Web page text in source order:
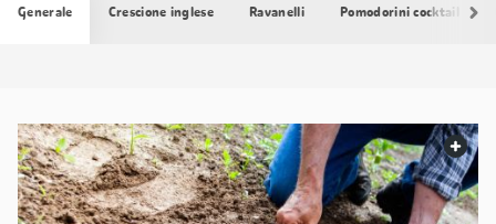
Generale Crescione inglese Ravanelli Pomodorini cocktail